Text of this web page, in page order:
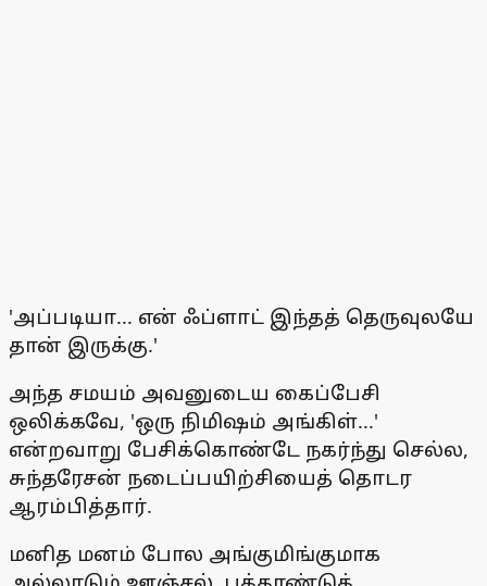
'அப்படியா... என் ஃப்ளாட் இந்தத் தெருவுலயே
தான் இருக்கு.'
அந்த சமயம் அவனுடைய கைப்பேசி
ஒலிக்கவே, 'ஒரு நிமிஷம் அங்கிள்...'
என்றவாறு பேசிக்கொண்டே நகர்ந்து செல்ல,
சுந்தரேசன் நடைப்பயிற்சியைத் தொடர
ஆரம்பித்தார்.
மனித மனம் போல அங்குமிங்குமாக